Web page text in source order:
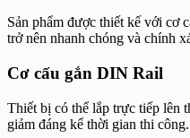
Sản phẩm được thiết kế với cơ
trở nên nhanh chóng và chính
Cơ cấu gắn DIN Rail
Thiết bị có thể lắp trực tiếp lên
giảm đáng kể thời gian thi công.